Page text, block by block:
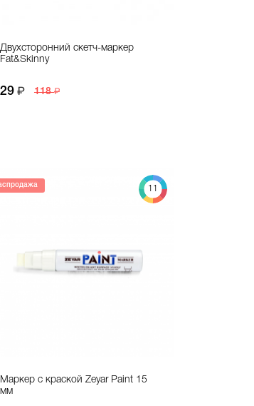
Двухсторонний скетч-маркер
Fat&Skinny
29 118
11
Маркер с краской Zeyar Paint 15
мм